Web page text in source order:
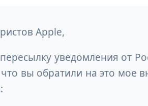
Apple,
уведомления от
вы обратили на это мое